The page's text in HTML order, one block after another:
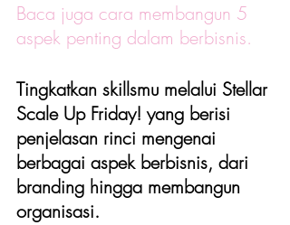
Baca juga cara membangun 5
aspek penting dalam berbisnis.
Tingkatkan skillsmu melalui Stellar
Scale Up Friday! yang berisi
penjelasan rinci mengenai
berbagai aspek berbisnis, dari
branding hingga membangun
organisasi.